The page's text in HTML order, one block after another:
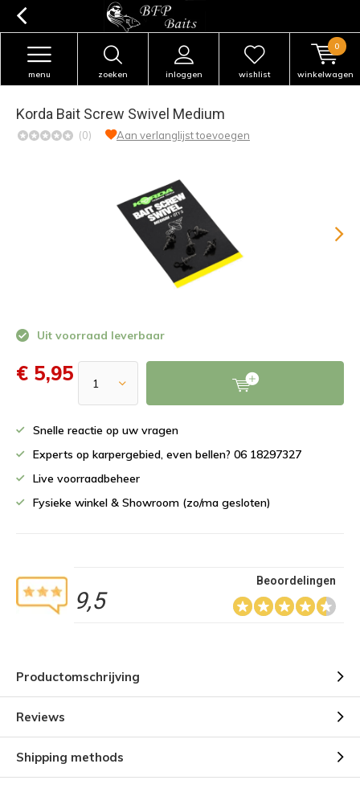
zoeken inloggen
menu wishlist winkelwagen
0
Korda Bait Screw Swivel Medium
(0) Aan verlanglijst toevoegen
Uit voorraad leverbaar
€ 5,95
Snelle reactie op uw vragen
Experts op karpergebied, even bellen? 06 18297327
Live voorraadbeheer
Fysieke winkel & Showroom (zo/ma gesloten)
9,5
Beoordelingen
Productomschrijving
Reviews
Shipping methods